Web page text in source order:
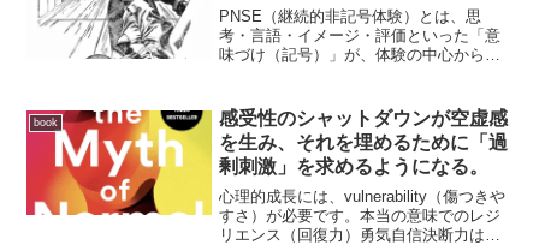
PNSE（継続的非記号体験）とは、思
考・言語・イメージ・評価といった「意
味づけ（記号）」が、体験の中心から退
Non-Symbolic Experience...
book
感受性のシャットダウンが空虚感
を生み、それを埋めるために「過
剰刺激」を求めるようになる。
心理的成長には、vulnerability（傷つきや
すさ）が必要です。本当の意味でのレジ
リエンス（回復力）勇気自信決断力は、